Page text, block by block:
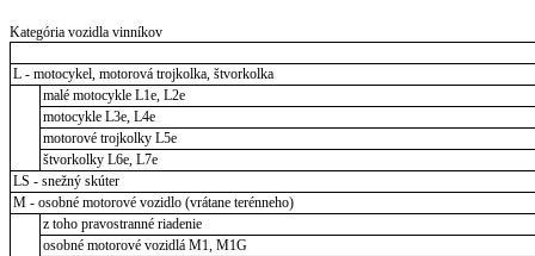
Kategória vozidla vinníkov
L - motocykel, motorová trojkolka, štvorkolka
malé motocykle L1e, L2e
motocykle L3e, L4e
motorové trojkolky L5e
štvorkolky L6e, L7e
LS - snežný skúter
M - osobné motorové vozidlo (vrátane terénneho)
z toho pravostranné riadenie
osobné motorové vozidlá M1, M1G